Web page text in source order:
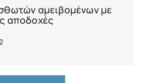
αμειβομένων με
αποδοχές